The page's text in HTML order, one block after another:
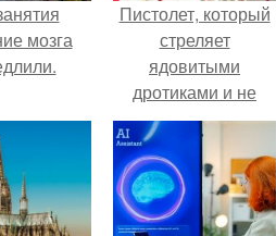
мозга
Пистолет, который
стреляет
ядовитыми
дротиками и не
определяется
металлодетекторами,
можно с лёгкостью
напечатать на 3D-
принтере.